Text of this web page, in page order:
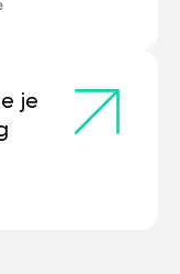
je